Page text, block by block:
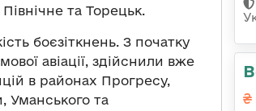
та Торецьк.
боєзіткнень. З початку
авіації, здійснили вже
в районах Прогресу,
Уманського та